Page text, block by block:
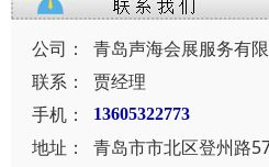
公司：
青岛声海会展服务有
联系：
贾经理
手机：
13605322773
地址：
青岛市市北区登州路